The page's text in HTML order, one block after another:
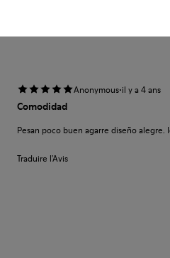
Anonymous·il y a 4 ans
Comodidad
Pesan poco buen agarre diseño
Traduire l'Avis